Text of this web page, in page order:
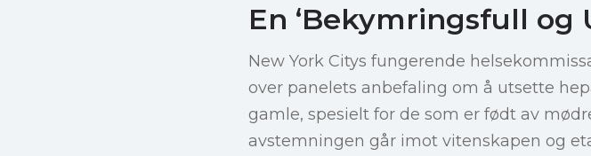
En ‘Bekymringsfull og
New York Citys fungerende
over panelets anbefaling om å utsette
gamle, spesielt for de som er født av
avstemningen går imot vitenskapen og